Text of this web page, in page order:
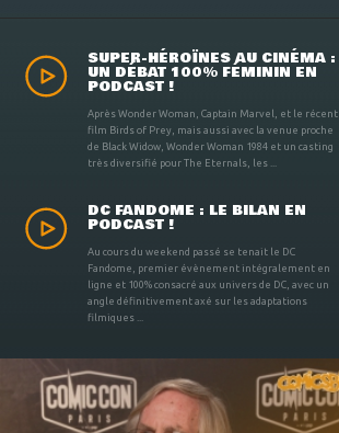
SUPER-HÉROÏNES AU CINÉMA :
UN DÉBAT 100% FÉMININ EN
PODCAST !
Après Wonder Woman, Captain Marvel, et le récent
film Birds of Prey, mais aussi avec la venue proche
de Black Widow, Wonder Woman 1984 et un casting
très diversifié pour The Eternals, les ...
DC FANDOME : LE BILAN EN
PODCAST !
Au cours du weekend passé se tenait le DC
Fandome, premier évènement intégralement en
ligne et 100% consacré aux univers de DC, avec un
angle définitivement axé sur les adaptations
filmiques ...